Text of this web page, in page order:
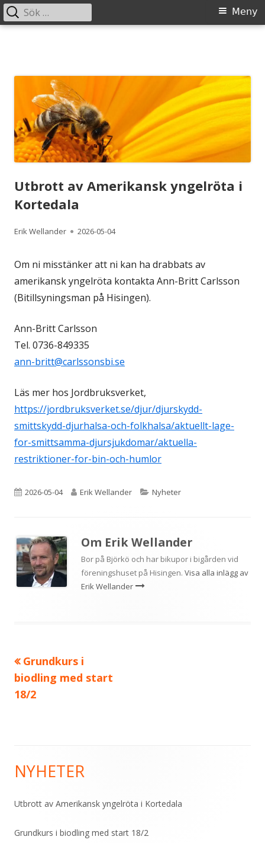
Primär
Meny
Sök
efter:
Utbrott av Amerikansk yngelröta i
Kortedala
Författare
Erik Wellander
Publicerat
2026-05-04
Om ni misstänker att ni kan ha drabbats av
amerikansk yngelröta kontakta Ann-Britt Carlsson
(Bitillsyningsman på Hisingen).
Ann-Britt Carlsson
Tel. 0736-849335
ann-britt@carlssonsbi.se
Läs mer hos Jordbruksverket,
https://jordbruksverket.se/djur/djurskydd-
smittskydd-djurhalsa-och-folkhalsa/aktuellt-lage-
for-smittsamma-djursjukdomar/aktuella-
restriktioner-for-bin-och-humlor
Publicerat
2026-05-04 Författare
Erik Wellander Kategorier
Nyheter
Om Erik Wellander
Bor på Björkö och har bikupor i bigården vid
föreningshuset på Hisingen. Visa alla inlägg av
Erik Wellander
Inläggsnavigering
Föregående
artikel:
Grundkurs i
biodling med start
18/2
Primär
sidopanel
NYHETER
Utbrott av Amerikansk yngelröta i Kortedala
Grundkurs i biodling med start 18/2